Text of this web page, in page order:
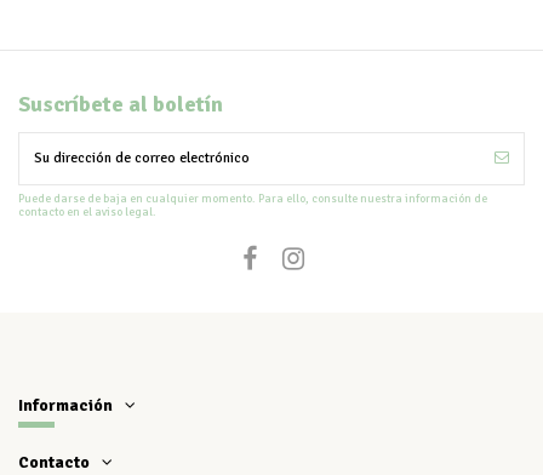
Suscríbete al boletín
Puede darse de baja en cualquier momento. Para ello, consulte nuestra información de
contacto en el aviso legal.
Información
Contacto